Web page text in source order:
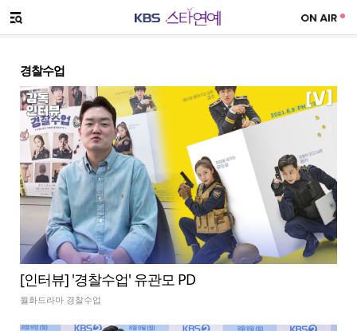
메뉴 열기
경찰수업
[인터뷰] '경찰수업' 유관모 PD
월화드라마 경찰수업